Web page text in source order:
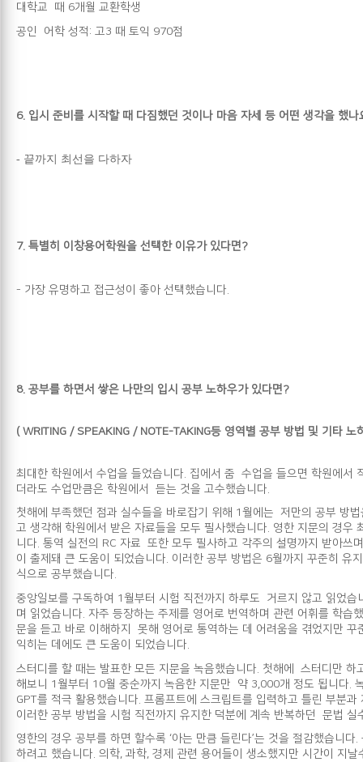
대학교 때 6개월 교환학생
공인 어학 성적: 고3 때 토익 970점
6. 입시 준비를 시작할 때 다짐했던 것이나 마음 자세 등 어떤 생각을 했나
- 끝까지 최선을 다하자
7. 특별히 이창용어학원을 선택한 이유가 있다면?
- 가장 유명하고 접근성이 좋아 선택했습니다
8. 공부를 하면서 쌓은 나만의 입시 공부 노하우가 있다면?
( WRITING / SPEAKING / NOTE-TAKING등 영역별 공부 방법 및 기타 노
최대한 학원에서 수업을 들었습니다. 집에서 줌 수업을 들으면 학원에서
더라도 수업만큼은 학원에서 듣는 것을 고수했습니다.
첫해에 부족했던 점과 실수들을 바로잡기 위해 1월에는 저만의 공부 방
고 생각해 학원에서 받은 자료들을 모두 필사했습니다. 영한 지문의 경
니다. 통역 실전의 RC 자료 또한 모두 필사하고 각주의 설명까지 받아
이 출제돼 큰 도움이 되었습니다. 이러한 공부 방법은 6월까지 꾸준히
식으로 공부했습니다.
중앙일보를 구독하여 1월부터 시험 직전까지 하루도 거르지 않고 읽었
며 읽었습니다. 자주 등장하는 주제를 영어로 번역하며 관련 어휘를 학
문을 듣고 바로 이해하지 못해 영어로 통역하는 데 어려움을 겪었지만
익히는 데에도 큰 도움이 되었습니다.
스터디를 할 때는 발표한 모든 지문을 녹음했습니다. 첫해에 스터디만
해보니 1월부터 10월 중순까지 녹음한 지문만 약 3,000개 정도 됩니다.
GPT를 적극 활용했습니다. 프롬프트에 스크립트를 입력하고 틀린 부분
이러한 공부 방법을 시험 직전까지 유지한 덕분에 계속 반복하던 문법
영한의 경우 공부를 하면 할수록 ‘아는 만큼 들린다’는 것을 절감했습니
하려고 했습니다. 의학, 과학, 경제 관련 용어들이 생소했지만 시간이 지